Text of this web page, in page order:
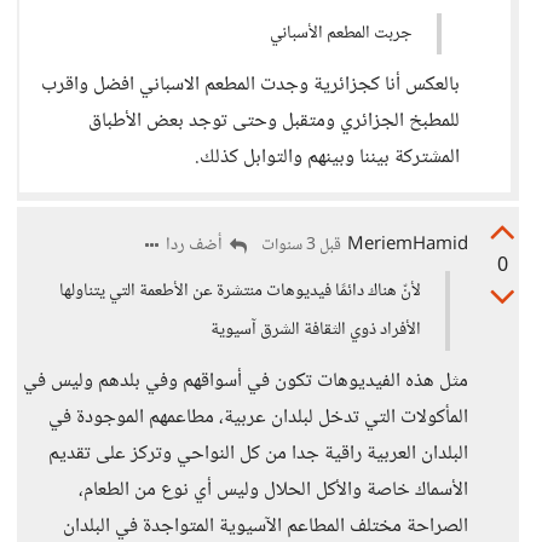
جربت المطعم الأسباني
بالعكس أنا كجزائرية وجدت المطعم الاسباني افضل واقرب
للمطبخ الجزائري ومتقبل وحتى توجد بعض الأطباق
المشتركة بيننا وبينهم والتوابل كذلك.
0
MeriemHamid قبل 3 سنوات
أضف ردا
لأنّ هناك دائمًا فيديوهات منتشرة عن الأطعمة التي يتناولها
الأفراد ذوي الثقافة الشرق آسيوية
مثل هذه الفيديوهات تكون في أسواقهم وفي بلدهم وليس في
المأكولات التي تدخل لبلدان عربية، مطاعمهم الموجودة في
البلدان العربية راقية جدا من كل النواحي وتركز على تقديم
الأسماك خاصة والأكل الحلال وليس أي نوع من الطعام،
الصراحة مختلف المطاعم الآسيوية المتواجدة في البلدان